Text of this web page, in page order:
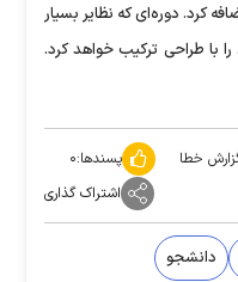
کرد. دوره‌ای که نظایر بسیار
با طراحی ترکیب خواهد کرد.
خطا پسندها:۰
اشتراک گذاری
دانشجو